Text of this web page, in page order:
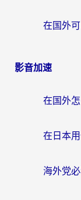
影音加速